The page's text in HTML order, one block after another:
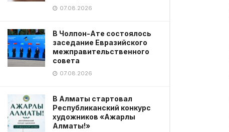
07.08.2026
В Чолпон-Ате состоялось
заседание Евразийского
межправительственного
совета
07.08.2026
В Алматы стартовал
Республиканский конкурс
художников «Ажарлы
Алматы!»